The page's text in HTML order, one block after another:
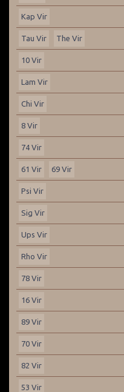
Kap Vir
Tau Vir The Vir
10 Vir
Lam Vir
Chi Vir
8 Vir
74 Vir
61 Vir 69 Vir
Psi Vir
Sig Vir
Ups Vir
Rho Vir
78 Vir
16 Vir
89 Vir
70 Vir
82 Vir
53 Vir